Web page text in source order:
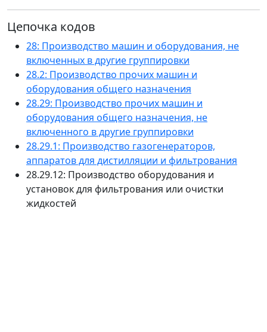
Цепочка кодов
28: Производство машин и оборудования, не
включенных в другие группировки
28.2: Производство прочих машин и
оборудования общего назначения
28.29: Производство прочих машин и
оборудования общего назначения, не
включенного в другие группировки
28.29.1: Производство газогенераторов,
аппаратов для дистилляции и фильтрования
28.29.12: Производство оборудования и
установок для фильтрования или очистки
жидкостей